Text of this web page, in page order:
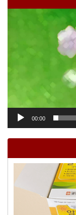
00:00